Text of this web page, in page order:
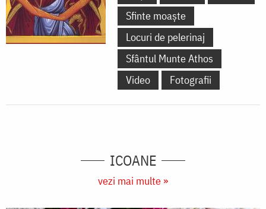
Sfinte moaște
Locuri de pelerinaj
Sfântul Munte Athos
Video
Fotografii
ICOANE
vezi mai multe »